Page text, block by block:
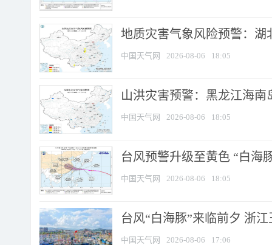
地质灾害气象风险预警：湖
中国天气网 2026-08-06 18:05
山洪灾害预警：黑龙江海
中国天气网 2026-08-06 18:05
台风预警升级至黄色 “白海
中国天气网 2026-08-06 18:05
台风“白海豚”来临前夕 浙
中国天气网 2026-08-06 17:06